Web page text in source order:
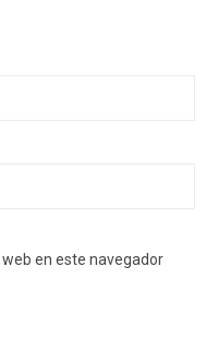
en este navegador